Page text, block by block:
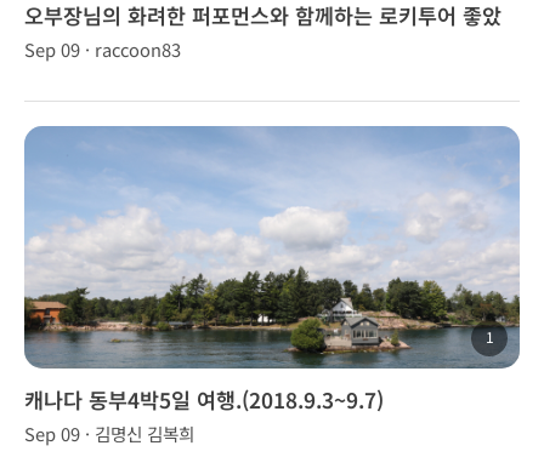
오부장님의 화려한 퍼포먼스와 함께하는 로키투어 좋았
어요!
Sep 09 · raccoon83
1
캐나다 동부4박5일 여행.(2018.9.3~9.7)
Sep 09 · 김명신 김복희